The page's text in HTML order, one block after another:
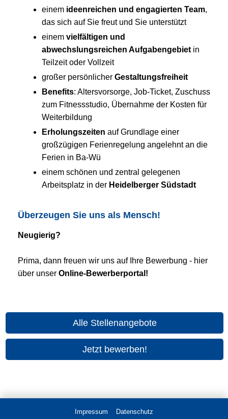
Alle Stellenangebote
Jetzt bewerben!
einem ideenreichen und engagierten Team,
das sich auf Sie freut und Sie unterstützt
einem vielfältigen und
abwechslungsreichen Aufgabengebiet in
Teilzeit oder Vollzeit
großer persönlicher Gestaltungsfreiheit
Benefits: Altersvorsorge, Job-Ticket, Zuschuss
zum Fitnessstudio, Übernahme der Kosten für
Weiterbildung
Erholungszeiten auf Grundlage einer
großzügigen Ferienregelung angelehnt an die
Ferien in Ba-Wü
einem schönen und zentral gelegenen
Arbeitsplatz in der Heidelberger Südstadt
Überzeugen Sie uns als Mensch!
Neugierig?
Prima, dann freuen wir uns auf Ihre Bewerbung - hier
über unser Online-Bewerberportal!
Impressum Datenschutz